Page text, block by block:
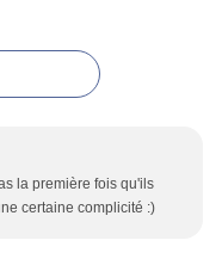
la première fois qu'ils
certaine complicité :)